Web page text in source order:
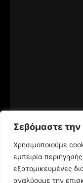
Σεβόμαστε την
Χρησιμοποιούμε
εμπειρία
εξατομικευμένες
αναλύουμε την
Γίνε ο